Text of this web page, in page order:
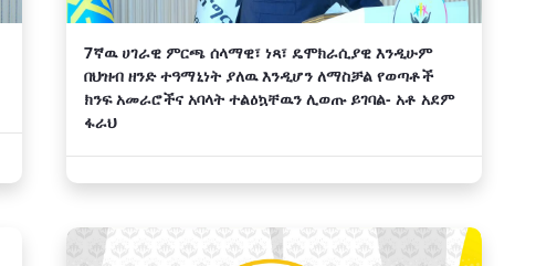
7ኛዉ ሀገራዊ ምርጫ ሰላማዊ፣ ነጻ፣ ዴሞክራሲያዊ እንዲሁም
በህዝብ ዘንድ ተዓማኒነት ያለዉ እንዲሆን ለማስቻል የወጣቶች
ክንፍ አመራሮችና አባላት ተልዕኳቸዉን ሊወጡ ይገባል- አቶ አደም
ፋራህ